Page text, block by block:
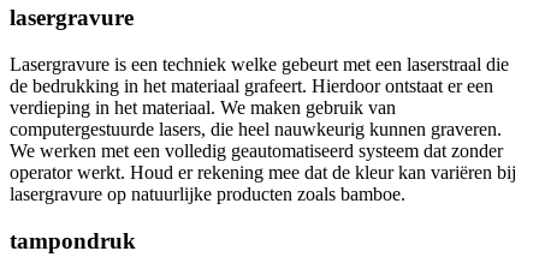
lasergravure
Lasergravure is een techniek welke gebeurt met een laserstraal die
de bedrukking in het materiaal grafeert. Hierdoor ontstaat er een
verdieping in het materiaal. We maken gebruik van
computergestuurde lasers, die heel nauwkeurig kunnen graveren.
We werken met een volledig geautomatiseerd systeem dat zonder
operator werkt. Houd er rekening mee dat de kleur kan variëren bij
lasergravure op natuurlijke producten zoals bamboe.
tampondruk